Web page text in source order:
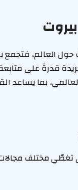
حول العالم،
قدرةً على
بما يساعد
تغطّي مختلف